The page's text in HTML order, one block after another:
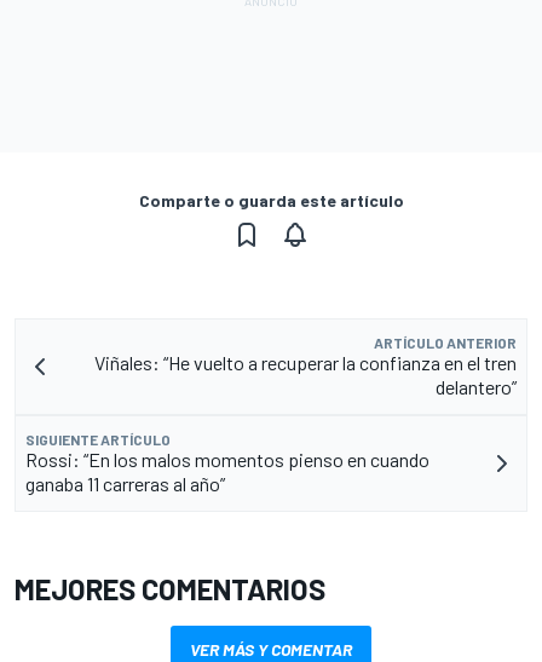
Comparte o guarda este artículo
ARTÍCULO ANTERIOR
Viñales: “He vuelto a recuperar la confianza en el tren
delantero”
SIGUIENTE ARTÍCULO
Rossi: “En los malos momentos pienso en cuando
ganaba 11 carreras al año”
MEJORES COMENTARIOS
VER MÁS Y COMENTAR